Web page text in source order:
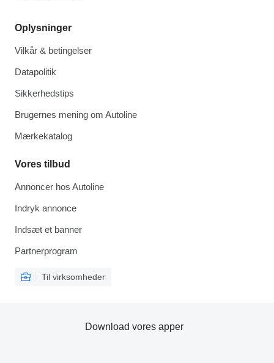
Oplysninger
Vilkår & betingelser
Datapolitik
Sikkerhedstips
Brugernes mening om Autoline
Mærkekatalog
Vores tilbud
Annoncer hos Autoline
Indryk annonce
Indsæt et banner
Partnerprogram
Til virksomheder
Download vores apper